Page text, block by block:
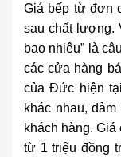
Giá bếp từ đơn
sau chất lượng.
bao nhiêu” là
các cửa hàng
của Đức hiện
khác nhau,
khách hàng.
từ 1 triệu đồng